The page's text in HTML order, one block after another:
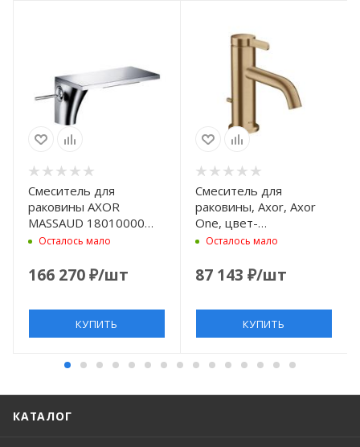
Смеситель для
раковины AXOR
MASSAUD 18010000
хром
Осталось мало
166 270₽/шт
КУПИТЬ
Смеситель для
раковины, Axor, Axor
One, цвет-
шлифованная бронза
Осталось мало
87 143 ₽/шт
КУПИТЬ
КАТАЛОГ